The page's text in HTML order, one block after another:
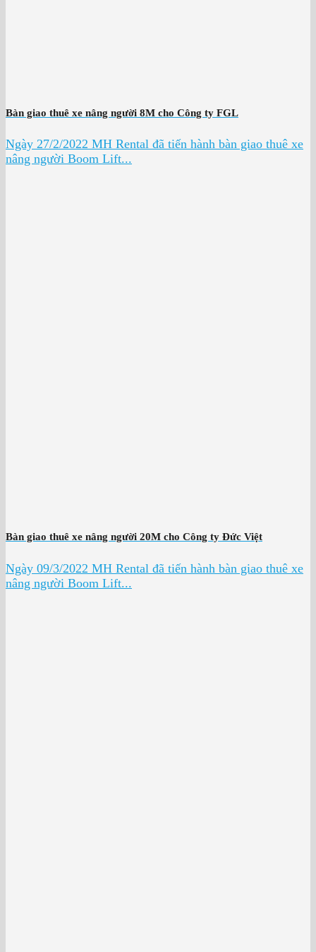
Bàn giao thuê xe nâng người 8M cho Công ty FGL
Ngày 27/2/2022 MH Rental đã tiến hành bàn giao thuê xe
nâng người Boom Lift...
Bàn giao thuê xe nâng người 20M cho Công ty Đức Việt
Ngày 09/3/2022 MH Rental đã tiến hành bàn giao thuê xe
nâng người Boom Lift...